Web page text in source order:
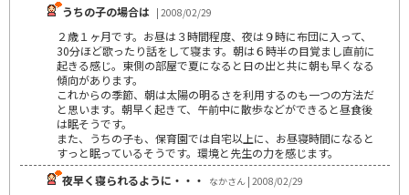
うちの子の場合は | 2008/02/29
２歳１ヶ月です。お昼は３時間程度、夜は９時に布団に入って、
30分ほど歌ったり話をして寝ます。朝は６時半の目覚まし直前に
起きる感じ。東側の部屋で夏になると日の出と共に朝も早くなる
傾向があります。
これからの季節、朝は太陽の明るさを利用するのも一つの方法だ
と思います。朝早く起きて、午前中に散歩などができると昼食後
は眠そうです。
また、うちの子も、保育園では自宅以上に、お昼寝時間になると
すっと眠っているそうです。環境と先生の力を感じます。
夜早く寝られるように・・・
なかさん | 2008/02/29